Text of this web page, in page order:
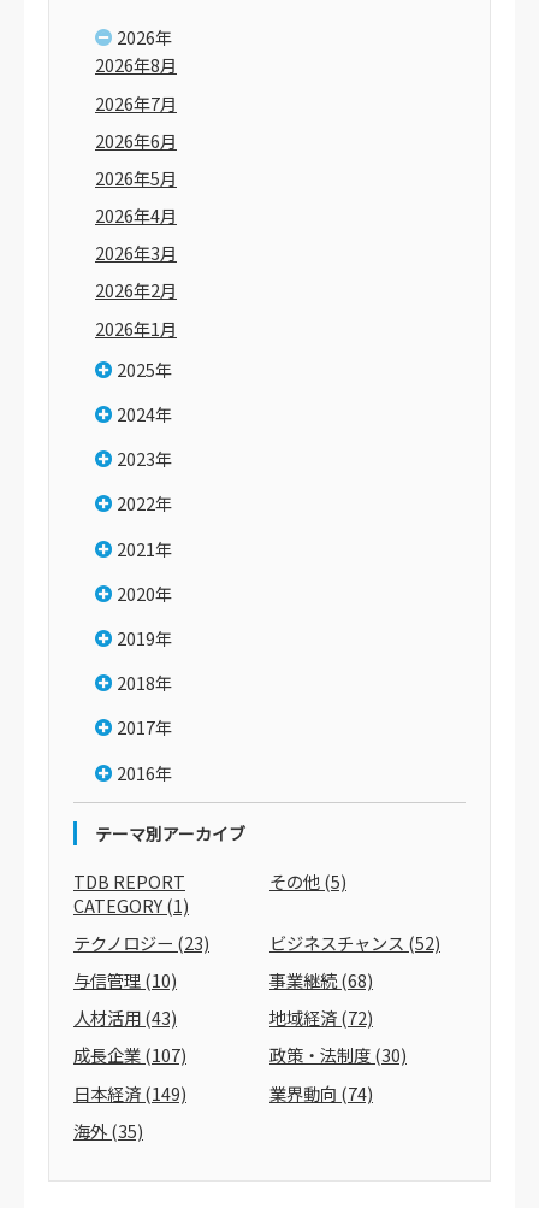
2026年
2026年8月
2026年7月
2026年6月
2026年5月
2026年4月
2026年3月
2026年2月
2026年1月
2025年
2024年
2023年
2022年
2021年
2020年
2019年
2018年
2017年
2016年
テーマ別アーカイブ
TDB REPORT
CATEGORY(1)
その他(5)
テクノロジー (23) ビジネスチャンス (52)
与信管理(10) 事業継続(68)
人材活用(43) 地域経済(72)
成長企業(107) 政策・法制度(30)
日本経済(149) 業界動向 (74)
海外(35)